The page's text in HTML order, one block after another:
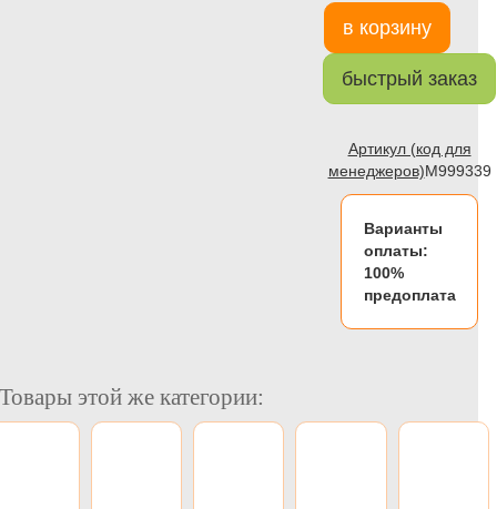
в корзину
быстрый заказ
Артикул (код для
менеджеров)M999339
Варианты
оплаты:
100%
предоплата
Товары этой же категории: